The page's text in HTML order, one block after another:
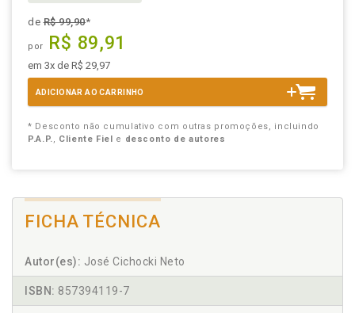
deR$ 99,90*
por R$ 89,91
em 3x de R$ 29,97
ADICIONAR AO CARRINHO
* Desconto não cumulativo com outras promoções, incluindo
P.A.P., Cliente Fiel e desconto de autores
FICHA TÉCNICA
Autor(es): José Cichocki Neto
ISBN: 857394119-7